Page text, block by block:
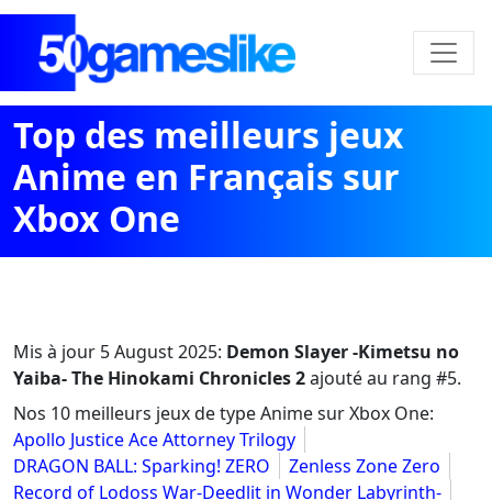
Top des meilleurs jeux
Anime en Français sur
Xbox One
Mis à jour 5 August 2025: Demon Slayer -Kimetsu no
Yaiba- The Hinokami Chronicles 2ajouté au rang #5.
Nos 10 meilleurs jeux de type Anime sur Xbox One:
Apollo Justice Ace Attorney Trilogy
DRAGON BALL: Sparking! ZERO
Zenless Zone Zero
Record of Lodoss War-Deedlit in Wonder Labyrinth-